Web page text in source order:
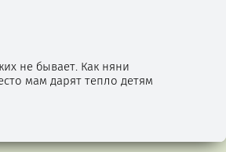
не бывает. Как няни
мам дарят тепло детям